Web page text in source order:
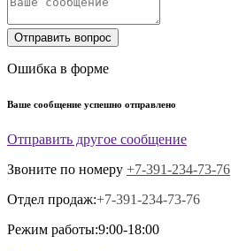
Отправить вопрос
Ошибка в форме
Ваше сообщение успешно отправлено
Отправить другое сообщение
Звоните по номеру +7-391-234-73-76
Отдел продаж:+7-391-234-73-76
Режим работы:9:00-18:00